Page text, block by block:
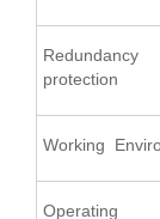
Redundancy
protection
Working
Operating